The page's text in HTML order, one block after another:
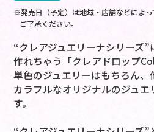
※発売日（予定）は地域・店舗などによ
ご了承ください。
“クレアジュエリーナシリーズ
作れちゃう「クレアドロップ
単色のジュエリーはもちろん
カラフルなオリジナルのジュ
す。